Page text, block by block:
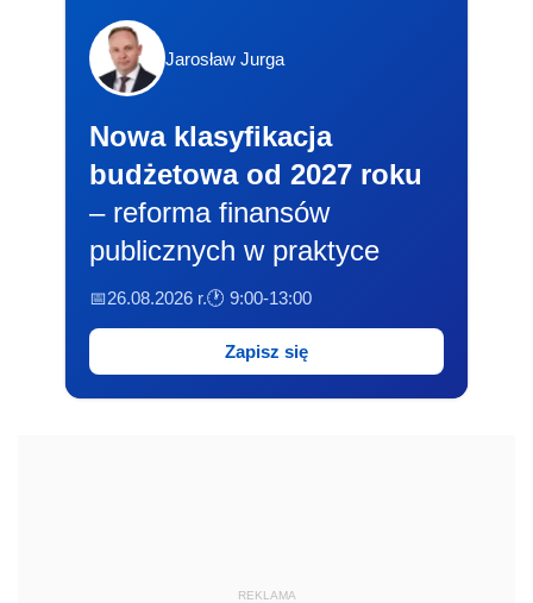
Jarosław Jurga
Nowa klasyfikacja
budżetowa od 2027 roku
– reforma finansów
publicznych w praktyce
📅26.08.2026 r.🕐 9:00-13:00
Zapisz się
REKLAMA